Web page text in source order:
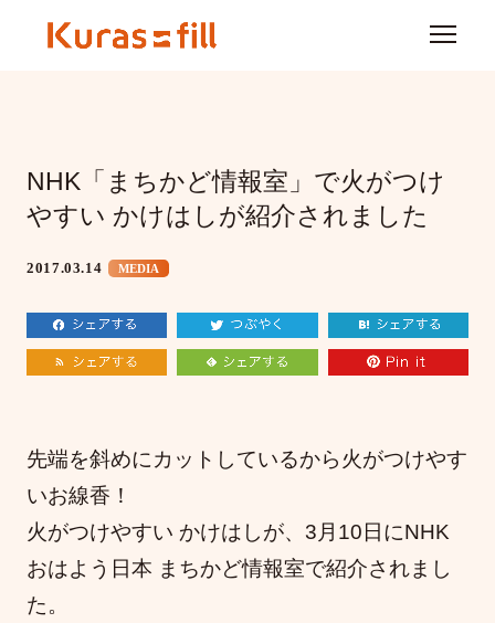
NHK「まちかど情報室」で火がつけ
やすい かけはしが紹介されました
2017.03.14 MEDIA
先端を斜めにカットしているから火がつけやす
いお線香！
火がつけやすい かけはしが、3月10日にNHK
おはよう日本 まちかど情報室で紹介されまし
た。